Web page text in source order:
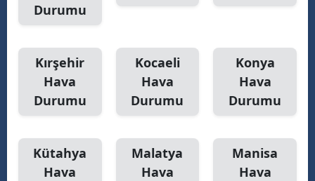
Durumu
Kırşehir
Hava
Durumu
Kocaeli
Hava
Durumu
Konya
Hava
Durumu
Kütahya
Hava
Malatya
Hava
Manisa
Hava